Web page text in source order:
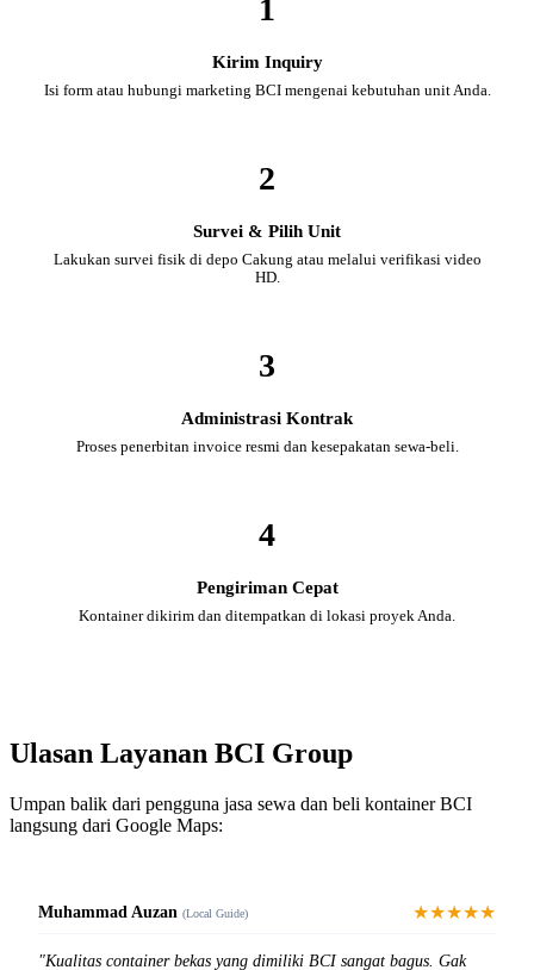
1
Kirim Inquiry
Isi form atau hubungi marketing BCI mengenai kebutuhan unit Anda.
2
Survei & Pilih Unit
Lakukan survei fisik di depo Cakung atau melalui verifikasi video
HD.
3
Administrasi Kontrak
Proses penerbitan invoice resmi dan kesepakatan sewa-beli.
4
Pengiriman Cepat
Kontainer dikirim dan ditempatkan di lokasi proyek Anda.
Ulasan Layanan BCI Group
Umpan balik dari pengguna jasa sewa dan beli kontainer BCI
langsung dari Google Maps:
Muhammad Auzan (Local Guide) ★★★★★
"Kualitas container bekas yang dimiliki BCI sangat bagus. Gak